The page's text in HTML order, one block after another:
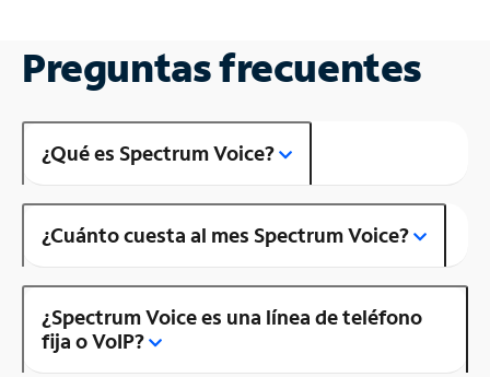
Preguntas frecuentes
¿Qué es Spectrum Voice?
¿Cuánto cuesta al mes Spectrum Voice?
¿Spectrum Voice es una línea de teléfono
fija o VoIP?